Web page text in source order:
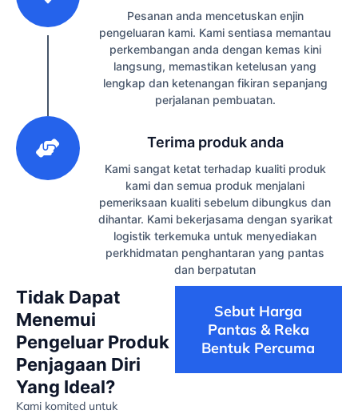
Pesanan anda mencetuskan enjin
pengeluaran kami. Kami sentiasa memantau
perkembangan anda dengan kemas kini
langsung, memastikan ketelusan yang
lengkap dan ketenangan fikiran sepanjang
perjalanan pembuatan.
Terima produk anda
Kami sangat ketat terhadap kualiti produk
kami dan semua produk menjalani
pemeriksaan kualiti sebelum dibungkus dan
dihantar. Kami bekerjasama dengan syarikat
logistik terkemuka untuk menyediakan
perkhidmatan penghantaran yang pantas
dan berpatutan
Tidak Dapat
Menemui
Pengeluar Produk
Penjagaan Diri
Yang Ideal?
Kami komited untuk
Sebut Harga
Pantas & Reka
Bentuk Percuma